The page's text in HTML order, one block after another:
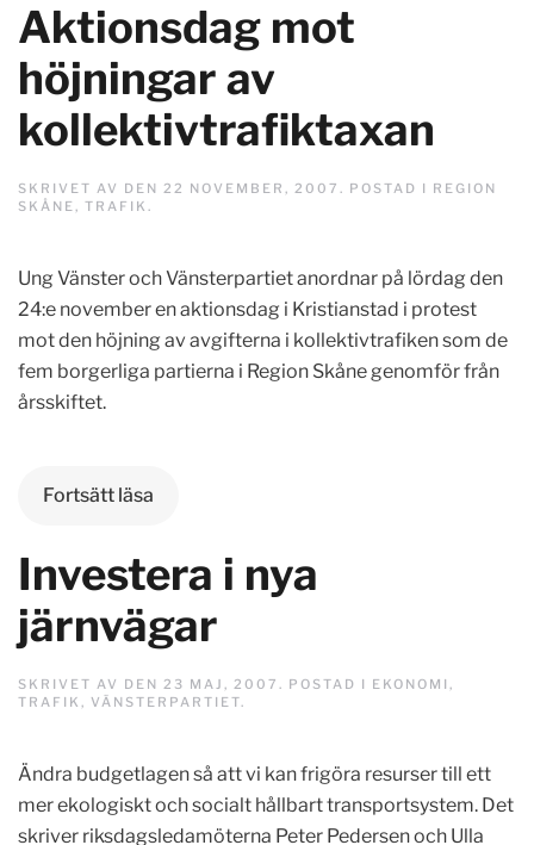
Aktionsdag mot
höjningar av
kollektivtrafiktaxan
SKRIVET AV DEN 22 NOVEMBER, 2007 . POSTAD I REGION
SKÅNE, TRAFIK .
Ung Vänster och Vänsterpartiet anordnar på lördag den
24:e november en aktionsdag i Kristianstad i protest
mot den höjning av avgifterna i kollektivtrafiken som de
fem borgerliga partierna i Region Skåne genomför från
årsskiftet.
Fortsätt läsa
Investera i nya
järnvägar
SKRIVET AV DEN 23 MAJ, 2007 . POSTAD I EKONOMI ,
TRAFIK , VÄNSTERPARTIET.
Ändra budgetlagen så att vi kan frigöra resurser till ett
mer ekologiskt och socialt hållbart transportsystem. Det
skriver riksdagsledamöterna Peter Pedersen och Ulla